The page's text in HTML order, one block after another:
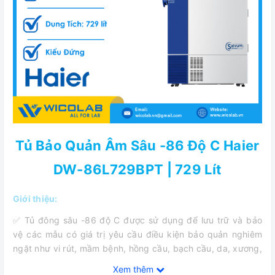
Tủ Bảo Quản Âm Sâu -86 Độ C Haier
DW-86L729BPT | 729 Lít
Giới thiệu:
✅ Tủ đông sâu -86 độ C được sử dụng để lưu trữ và bảo
vệ các mẫu có giá trị yêu cầu điều kiện bảo quản nghiêm
ngặt như vi rút, mầm bệnh, hồng cầu, bạch cầu, da, xương,
Xem thêm